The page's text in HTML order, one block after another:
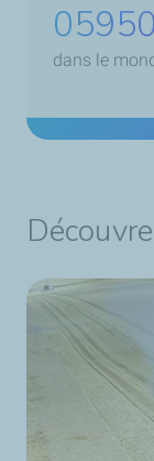
09100
dans le